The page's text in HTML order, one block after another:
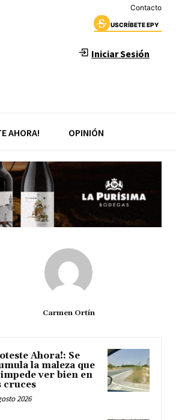
Contacto
USCRÍBETE EPY
Iniciar Sesión
AHORA! OPINIÓN
Carmen Ortín
Ahora!: Se
la maleza que
ver bien en
cruces
2026